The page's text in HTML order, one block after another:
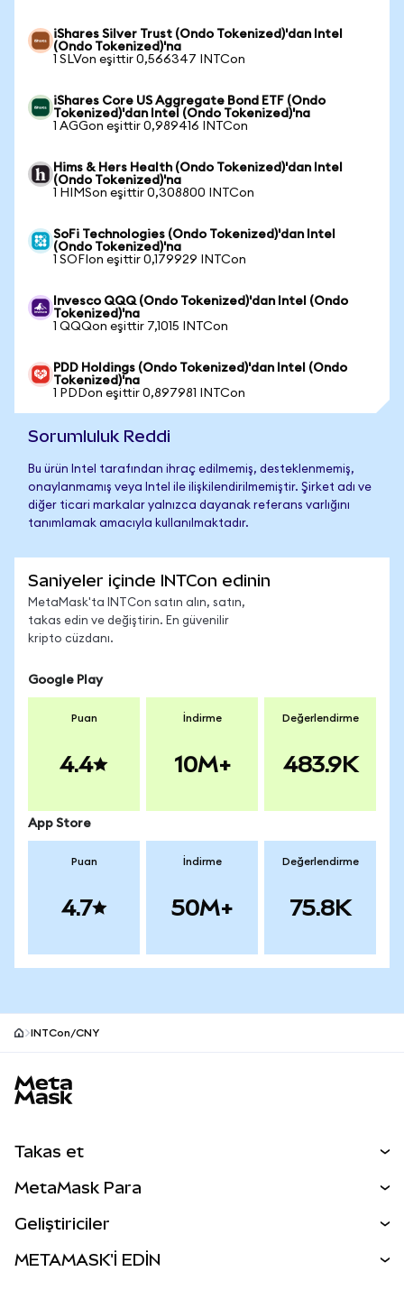
iShares Silver Trust (Ondo Tokenized)'dan Intel
(Ondo Tokenized)'na
1 SLVon eşittir 0,566347 INTCon
iShares Core US Aggregate Bond ETF (Ondo
Tokenized)'dan Intel (Ondo Tokenized)'na
1 AGGon eşittir 0,989416 INTCon
Hims & Hers Health (Ondo Tokenized)'dan Intel
(Ondo Tokenized)'na
1 HIMSon eşittir 0,308800 INTCon
SoFi Technologies (Ondo Tokenized)'dan Intel
(Ondo Tokenized)'na
1 SOFIon eşittir 0,179929 INTCon
Invesco QQQ (Ondo Tokenized)'dan Intel (Ondo
Tokenized)'na
1 QQQon eşittir 7,1015 INTCon
PDD Holdings (Ondo Tokenized)'dan Intel (Ondo
Tokenized)'na
1 PDDon eşittir 0,897981 INTCon
Sorumluluk Reddi
Bu ürün Intel tarafından ihraç edilmemiş, desteklenmemiş,
onaylanmamış veya Intel ile ilişkilendirilmemiştir. Şirket adı ve
diğer ticari markalar yalnızca dayanak referans varlığını
tanımlamak amacıyla kullanılmaktadır.
Saniyeler içinde INTCon edinin
MetaMask'ta INTCon satın alın, satın,
takas edin ve değiştirin. En güvenilir
kripto cüzdanı.
Google Play
Puan
4.4
İndirme
10M+
Değerlendirme
483.9K
App Store
Puan
4.7
İndirme
50M+
Değerlendirme
75.8K
INTCon/CNY
Takas et
Perps
RWA'lar
MetaMask Para
Geliştiriciler
METAMASK'İ EDİN